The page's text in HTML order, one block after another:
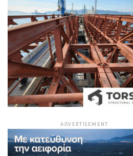
ADVERTISEMENT